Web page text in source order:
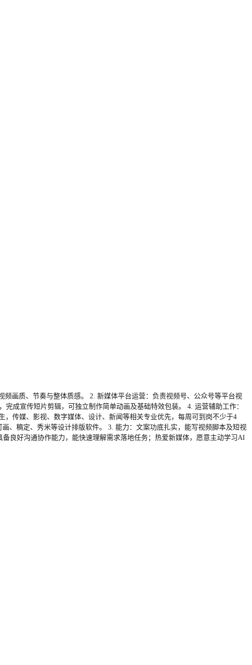
画质、节奏与整体质感。 2. 新媒体平台运营：负责视频号、公众号等平台视
成宣传短片剪辑，可独立制作简单动画及基础特效包装。 4. 运营辅助工作：
传媒、影视、数字媒体、设计、新闻等相关专业优先，每周可到岗不少于4
、稿定、秀米等设计排版软件。 3. 能力：文案功底扎实，能写视频脚本及短视
良好沟通协作能力，能快速理解需求落地任务；热爱新媒体，愿意主动学习AI